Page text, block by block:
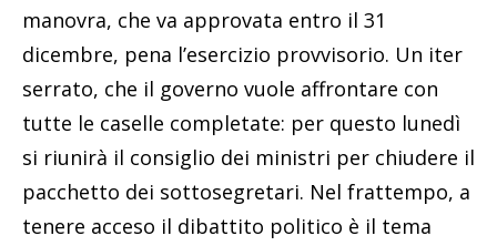
manovra, che va approvata entro il 31
dicembre, pena l’esercizio provvisorio. Un iter
serrato, che il governo vuole affrontare con
tutte le caselle completate: per questo lunedì
si riunirà il consiglio dei ministri per chiudere il
pacchetto dei sottosegretari. Nel frattempo, a
tenere acceso il dibattito politico è il tema